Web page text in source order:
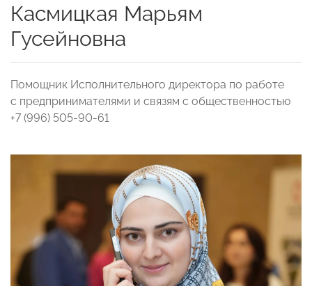
Касмицкая Марьям
Гусейновна
Помощник Исполнительного директора по работе
с предпринимателями и связям с общественностью
+7 (996) 505-90-61